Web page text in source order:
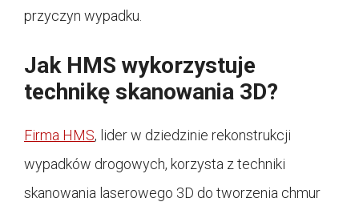
przyczyn wypadku.
Jak HMS wykorzystuje
technikę skanowania 3D?
Firma HMS, lider w dziedzinie rekonstrukcji
wypadków drogowych, korzysta z techniki
skanowania laserowego 3D do tworzenia chmur